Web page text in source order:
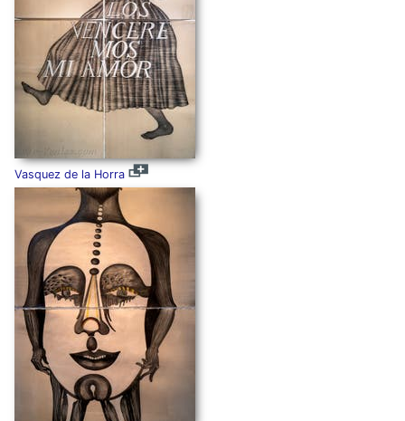
Vasquez de la Horra